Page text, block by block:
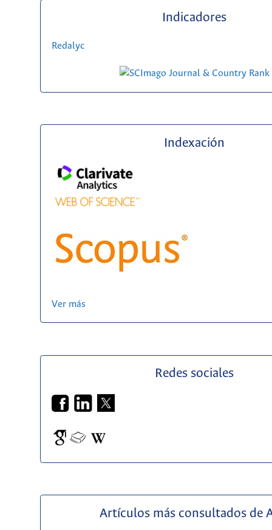
Indicadores
Redalyc
Indexación
Ver más
Redes sociales
Artículos más consultados de